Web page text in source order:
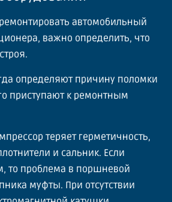
автомобильный
важно определить, что
определяют причину поломки
приступают к ремонтным
теряет герметичность,
и сальник. Если
то проблема в поршневой
муфты. При отсутствии